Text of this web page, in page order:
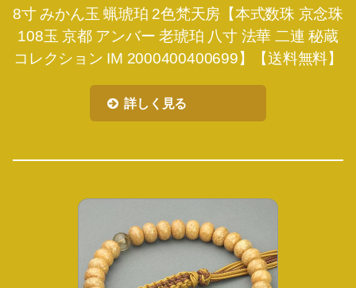
8寸 みかん玉 蝋琥珀 2色梵天房【本式数珠 京念珠
108玉 京都 アンバー 老琥珀 八寸 法華 二連 秘蔵
コレクション IM 2000400400699】【送料無料】
詳しく見る